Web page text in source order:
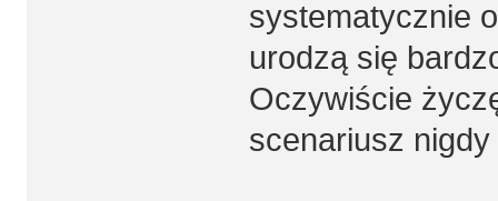
systematycznie
urodzą się
Oczywiście
scenariusz nigdy